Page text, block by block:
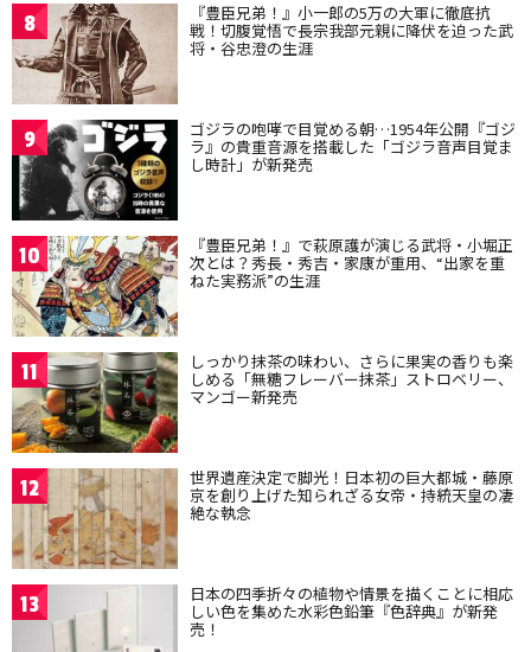
8 『豊臣兄弟！』小一郎の5万の大軍に徹底抗
戦！切腹覚悟で長宗我部元親に降伏を迫った武
将・谷忠澄の生涯
9 ゴジラの咆哮で目覚める朝…1954年公開『ゴジ
ラ』の貴重音源を搭載した「ゴジラ音声目覚ま
し時計」が新発売
10 『豊臣兄弟！』で萩原護が演じる武将・小堀正
次とは？秀長・秀吉・家康が重用、“出家を重
ねた実務派”の生涯
11 しっかり抹茶の味わい、さらに果実の香りも楽
しめる「無糖フレーバー抹茶」ストロベリー、
マンゴー新発売
12 世界遺産決定で脚光！日本初の巨大都城・藤原
京を創り上げた知られざる女帝・持統天皇の凄
絶な執念
13 日本の四季折々の植物や情景を描くことに相応
しい色を集めた水彩色鉛筆『色辞典』が新発
売！